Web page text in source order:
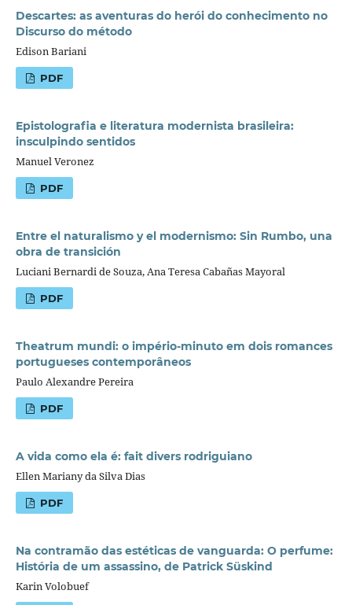
Descartes: as aventuras do herói do conhecimento no
Discurso do método
Edison Bariani
PDF
Epistolografia e literatura modernista brasileira:
insculpindo sentidos
Manuel Veronez
PDF
Entre el naturalismo y el modernismo: Sin Rumbo, una
obra de transición
Luciani Bernardi de Souza, Ana Teresa Cabañas Mayoral
PDF
Theatrum mundi: o império-minuto em dois romances
portugueses contemporâneos
Paulo Alexandre Pereira
PDF
A vida como ela é: fait divers rodriguiano
Ellen Mariany da Silva Dias
PDF
Na contramão das estéticas de vanguarda: O perfume:
História de um assassino, de Patrick Süskind
Karin Volobuef